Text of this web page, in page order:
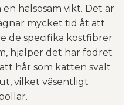
hälsosam vikt. Det är
mycket tid åt att
de specifika kostfibrer
hjälper det här fodret
hår som katten svalt
vilket väsentligt